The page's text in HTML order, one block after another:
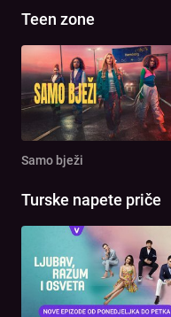
Teen zone
Samo bježi
Turske napete priče